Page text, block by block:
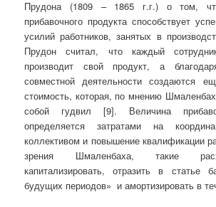
Прудона (1809 – 1865 г.г.) о том,
прибавочного продукта способствует
усилий работников, занятых в
Прудон считал, что каждый
производит свой продукт, а
совместной деятельности создаются
стоимость, которая, по мнению
собой гудвил [9]. Величина
определяется затратами на
коллективом и повышение квалификации
зрения Шмаленбаха, такие
капитализировать, отразить в статье
будущих периодов» и амортизировать в